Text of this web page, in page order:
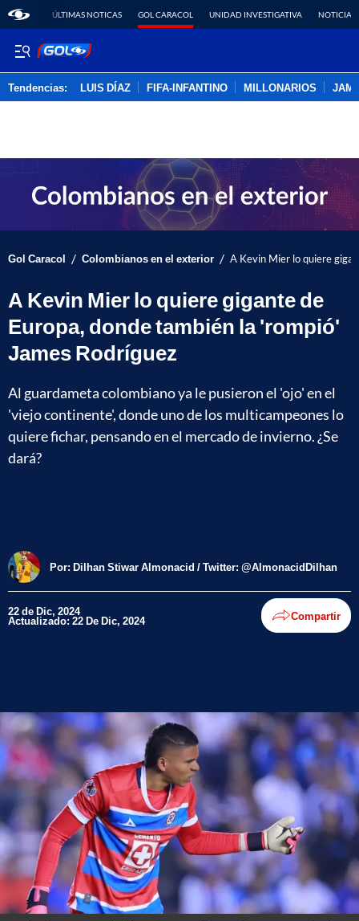
ÚLTIMAS NOTICAS GOL CARACOL UNIDAD INVESTIGATIVA NOTICIAS
Tendencias: LUIS DÍAZ FIFA-INFANTINO MILLONARIOS
Gol Caracol / Colombianos en el exterior / A Kevin Mier lo quiere
A Kevin Mier lo quiere gigante de
Europa, donde también la 'rompió'
James Rodríguez
Al guardameta colombiano ya le pusieron el 'ojo' en el
'viejo continente', donde uno de los multicampeones lo
quiere fichar, pensando en el mercado de invierno. ¿Se
dará?
Por: Dilhan Stiwar Almonacid / Twitter: @AlmonacidDilhan
22 de Dic, 2024
Actualizado: 22 De Dic, 2024 Compartir